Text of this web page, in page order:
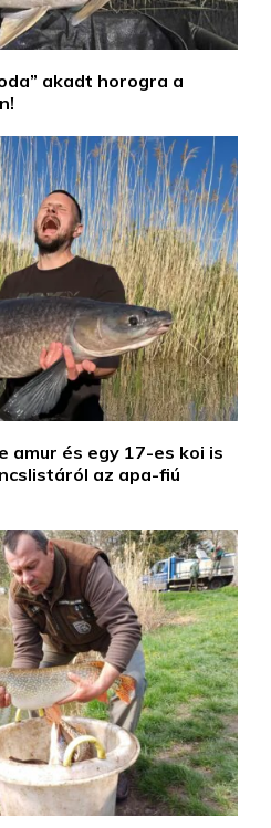
akadt horogra a
amur és egy 17-es koi is
az apa-fiú